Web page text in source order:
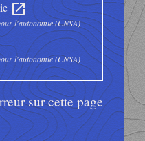
open_in_new
l'autonomie (CNSA)
l'autonomie (CNSA)
sur cette page